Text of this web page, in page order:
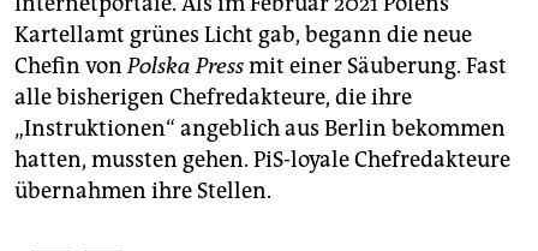
Kartellamt grünes Licht gab, begann die neue
Chefin vonPolska Pressmit einer Säuberung. Fast
alle bisherigen Chefredakteure, die ihre
„Instruktionen“ angeblich aus Berlin bekommen
hatten, mussten gehen. PiS-loyale Chefredakteure
übernahmen ihre Stellen.